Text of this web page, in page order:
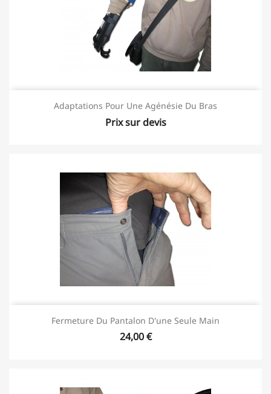
Adaptations Pour Une Agénésie Du Bras
Prix sur devis
Fermeture Du Pantalon D'une Seule Main
24,00 €